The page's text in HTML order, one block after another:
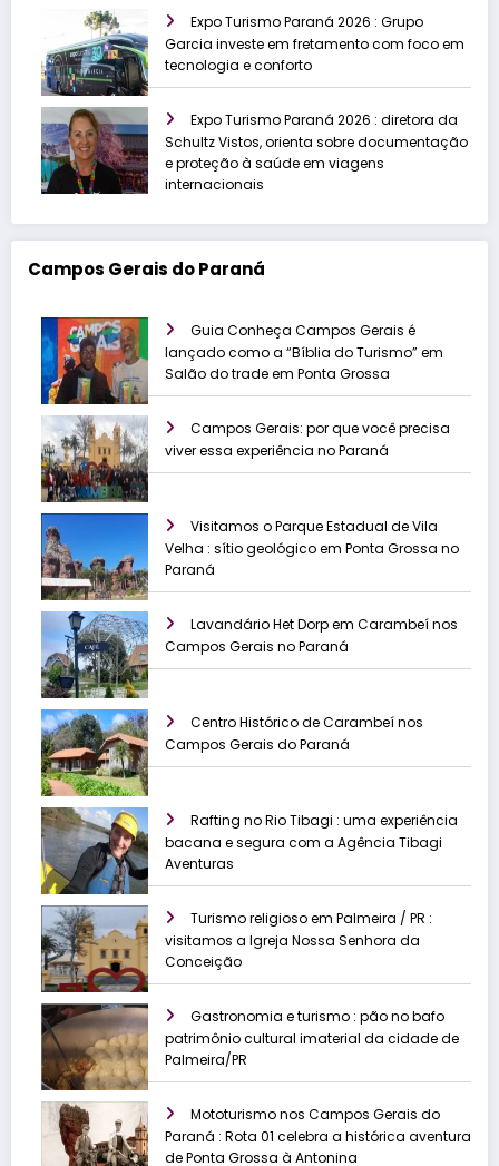
Expo Turismo Paraná 2026 : Grupo
Garcia investe em fretamento com foco em
tecnologia e conforto
Expo Turismo Paraná 2026 : diretora da
Schultz Vistos, orienta sobre documentação
e proteção à saúde em viagens
internacionais
Campos Gerais do Paraná
Guia Conheça Campos Gerais é
lançado como a “Bíblia do Turismo” em
Salão do trade em Ponta Grossa
Campos Gerais: por que você precisa
viver essa experiência no Paraná
Visitamos o Parque Estadual de Vila
Velha : sítio geológico em Ponta Grossa no
Paraná
Lavandário Het Dorp em Carambeí nos
Campos Gerais no Paraná
Centro Histórico de Carambeí nos
Campos Gerais do Paraná
Rafting no Rio Tibagi : uma experiência
bacana e segura com a Agência Tibagi
Aventuras
Turismo religioso em Palmeira / PR :
visitamos a Igreja Nossa Senhora da
Conceição
Gastronomia e turismo : pão no bafo
patrimônio cultural imaterial da cidade de
Palmeira/PR
Mototurismo nos Campos Gerais do
Paraná : Rota 01 celebra a histórica aventura
de Ponta Grossa à Antonina